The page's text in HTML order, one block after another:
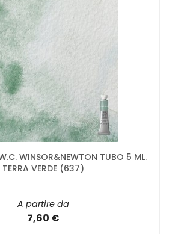
WINSOR&NEWTON TUBO 5 ML.
TERRA VERDE (637)
A partire da
7,60 €